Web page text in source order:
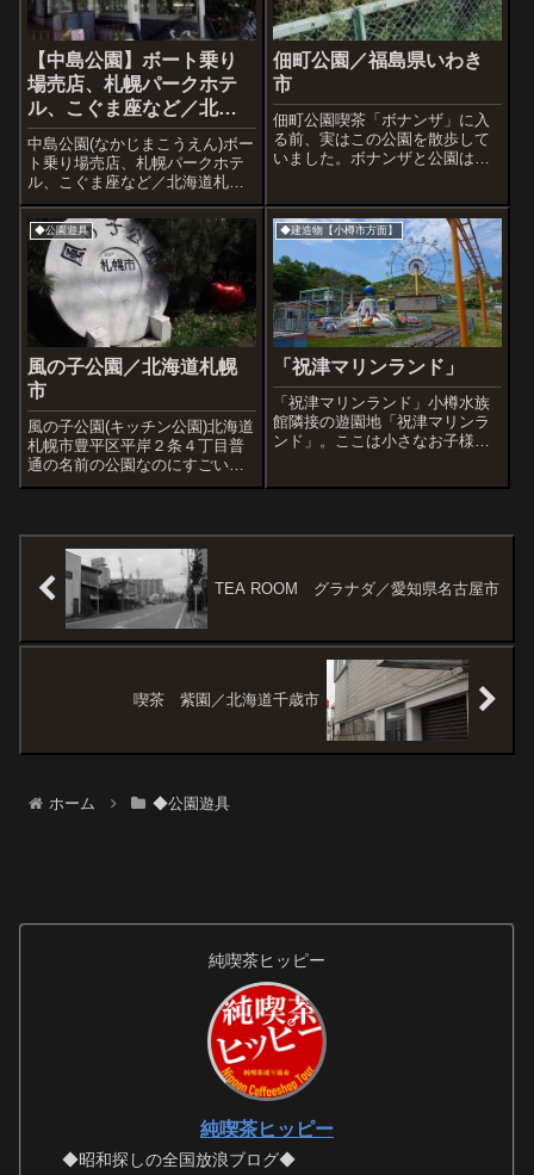
【中島公園】ボート乗り
場売店、札幌パークホテ
ル、こぐま座など／北海
道札幌市
中島公園(なかじまこうえん)ボー
ト乗り場売店、札幌パークホテ
ル、こぐま座など／北海道札幌
市天気が良いので中島公園に行
ってみましょう。JR札幌駅南口
から続く札幌駅前通の南端(スス
キノから少し南)にある公園です
ごく広い、池や小川もあるのど
かな市...
佃町公園／福島県いわき
市
佃町公園喫茶「ボナンザ」に入
る前、実はこの公園を散歩して
いました。ボナンザと公園はす
っぱかと思いましたが、下の写
真のように、なにやら遊具のよ
うな物体が点在しているような
ので公園か確かめ...
◆公園遊具
風の子公園／北海道札幌
市
風の子公園(キッチン公園)北海道
札幌市豊平区平岸２条４丁目普
通の名前の公園なのにすごい面
白い公園ですイチゴがたくさん
公園全体が「キッチン」になっ
ていて、ブランコはナイフとフ
ォーク。滑り...
◆建造物【小樽市方面】
「祝津マリンランド」
「祝津マリンランド」小樽水族
館隣接の遊園地「祝津マリンラ
ンド」。ここは小さなお子様で
しめます。特に観覧車からの眺
TEA ROOM グラナダ／愛知県名古屋市
喫茶 紫園／北海道千歳市
ホーム ◆公園遊具
純喫茶ヒッピー
純喫茶ヒッピー
◆昭和探しの全国放浪ブログ◆